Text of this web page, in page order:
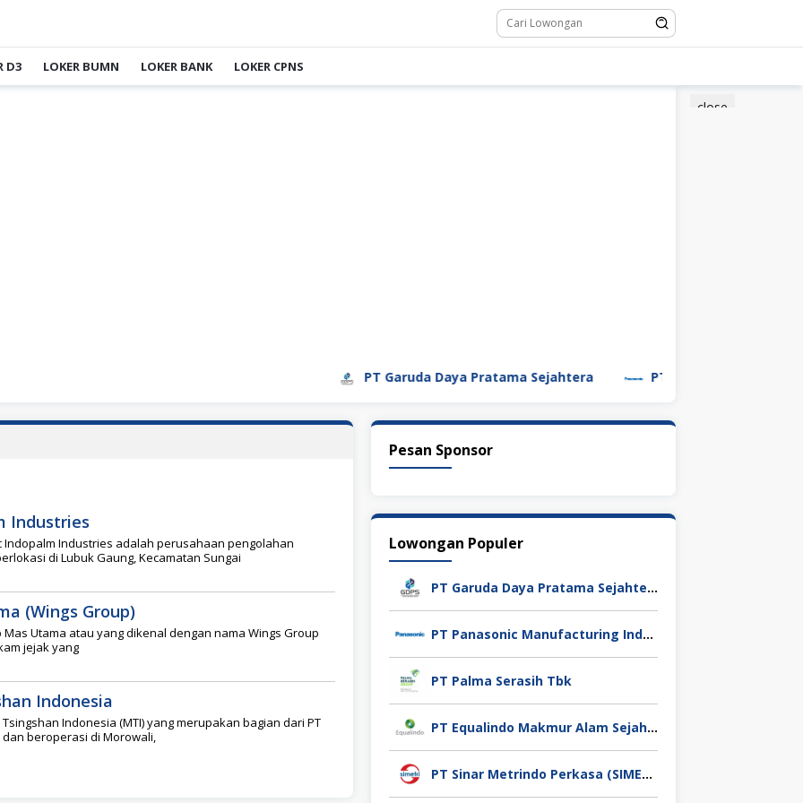
D3 LOKER BUMN LOKER BANK LOKER CPNS
close
PT Garuda Daya Pratama Sejahtera PT Panasonic
Industries
Indopalm Industries adalah perusahaan pengolahan
di Lubuk Gaung, Kecamatan Sungai
(Wings Group)
Mas Utama atau yang dikenal dengan nama Wings Group
jejak yang
Indonesia
Indonesia (MTI) yang merupakan bagian dari PT
beroperasi di Morowali,
Pesan Sponsor
Lowongan Populer
PT Garuda Daya Pratama Sejahtera
PT Panasonic Manufacturing Indonesia
PT Palma Serasih Tbk
PT Equalindo Makmur Alam Sejahtera (Equalindo Group)
PT Sinar Metrindo Perkasa (SIMETRI)